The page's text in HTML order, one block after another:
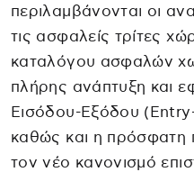
περιλαμβάνονται οι
τις ασφαλείς τρίτες
καταλόγου ασφαλών
πλήρης ανάπτυξη και
Εισόδου-Εξόδου
καθώς και η πρόσφατη
τον νέο κανονισμό